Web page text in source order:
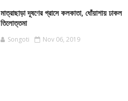
মাত্রাছাড়া দূষণের গ্রাসে কলকাতা, ধোঁয়াশায় ঢাকল
তিলোত্তমা
Songoti Nov 06, 2019